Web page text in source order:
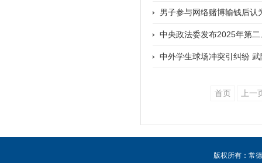
男子参与网络赌博输钱后认
中央政法委发布2025年第
中外学生球场冲突引纠纷
首页 上一
版权所有：常